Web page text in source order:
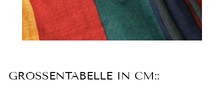
GRÖSSENTABELLE IN CM::